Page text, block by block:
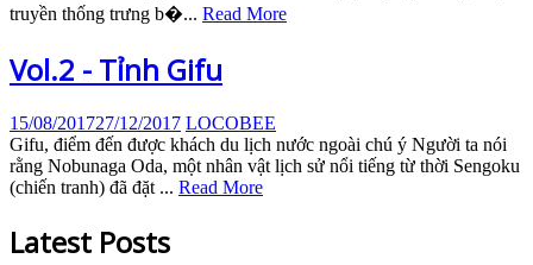
truyền thống trưng b�... Read More
Vol.2 - Tỉnh Gifu
15/08/201727/12/2017 LOCOBEE
Gifu, điểm đến được khách du lịch nước ngoài chú ý Người ta nói
rằng Nobunaga Oda, một nhân vật lịch sử nổi tiếng từ thời Sengoku
(chiến tranh) đã đặt ... Read More
Latest Posts